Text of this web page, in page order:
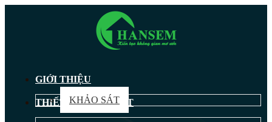
GIỚI THIỆU
KHẢO SÁT
THIẾT KẾ NỘI THẤT